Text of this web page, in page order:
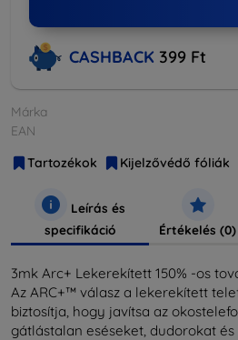
CASHBACK 399 Ft
Márka
EAN
Tartozékok
Kijelzővédő fóliák
Leírás és
specifikáció
Értékelés (0)
3mk Arc+ Lekerekített 150% -os
Az ARC+™ válasz a lekerekített
biztosítja, hogy javítsa az
gátlástalan eséseket, dudorokat